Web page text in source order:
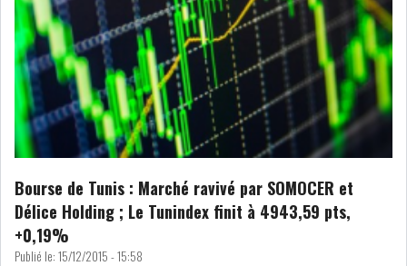
Bourse de Tunis : Marché ravivé par SOMOCER et
Délice Holding ; Le Tunindex finit à 4943,59 pts,
+0,19%
Publié le: 15/12/2015 - 15:58